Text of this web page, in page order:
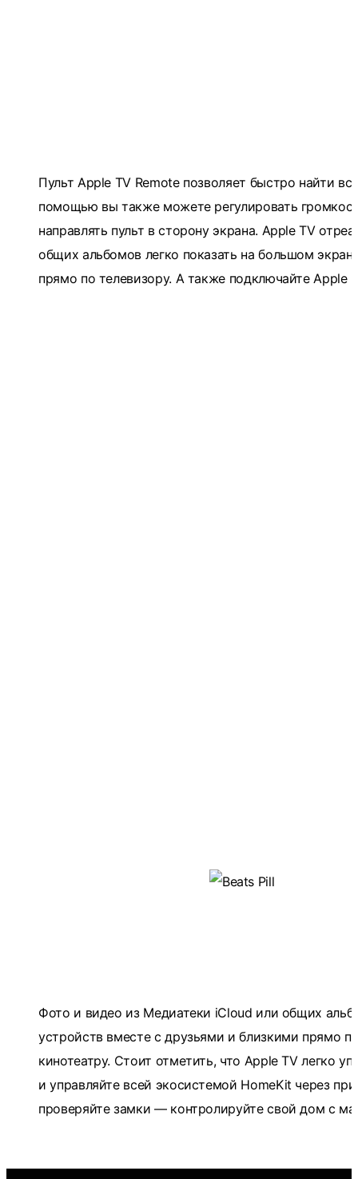
Пульт Apple TV Remote позволяет быстро найти
помощью вы также можете регулировать
направлять пульт в сторону экрана. Apple TV
общих альбомов легко показать на большом
прямо по телевизору. А также подключайте Apple
Фото и видео из Медиатеки iCloud или общих
устройств вместе с друзьями и близкими прямо
кинотеатру. Стоит отметить, что Apple TV легко
и управляйте всей экосистемой HomeKit через
проверяйте замки — контролируйте свой дом с